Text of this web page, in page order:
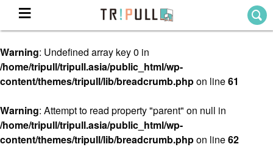
ホーム
Theme
テーマから探す
Warning: Undefined array key 0 in
/home/tripull/tripull.asia/public_html/wp-
content/themes/tripull/lib/breadcrumb.phpon line61
Warning: Attempt to read property "parent" on null in
/home/tripull/tripull.asia/public_html/wp-
content/themes/tripull/lib/breadcrumb.phpon line62